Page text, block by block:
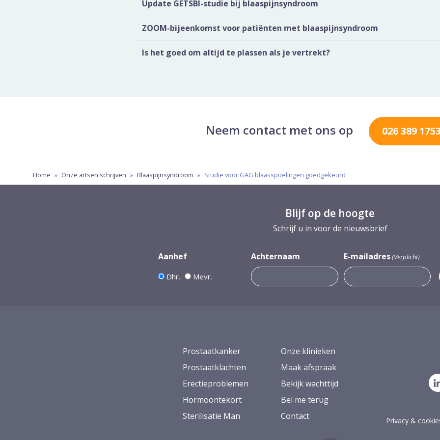
Update GETSBI-studie bij blaaspijnsyndroom
ZOOM-bijeenkomst voor patiënten met blaaspijnsyndroom
Is het goed om altijd te plassen als je vertrekt?
Neem contact met ons op 026 389
Home » Onze artsen schrijven » Blaaspijnsyndroom » Studie voor GAG blaasspoelingen goedgekeurd
Blijf op de hoogte
Schrijf u in voor de nieuwsbrief
Aanhef
Dhr. Mevr.
Achternaam E-mailadres(Verplicht)
Prostaatkanker
Prostaatklachten
Erectieproblemen
Hormoontekort
Sterilisatie Man
Onze klinieken
Maak afspraak
Bekijk wachttijd
Bel me terug
Contact
Privacy &